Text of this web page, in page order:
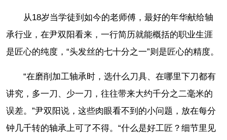
从18岁当学徒到如今的老师傅，最好的年华献给轴
承行业，在尹双阳看来，一行简历就能概括的职业生涯
是匠心的纯度，“头发丝的七十分之一”则是匠心的精度。
“在磨削加工轴承时，选什么刀具、在哪里下刀都有
讲究，多一刀、少一刀，往往带来大约千分之二毫米的
误差。”尹双阳说，这些肉眼看不到的小问题，放在每分
钟几千转的轴承上可了不得。“什么是好工匠？细节里见